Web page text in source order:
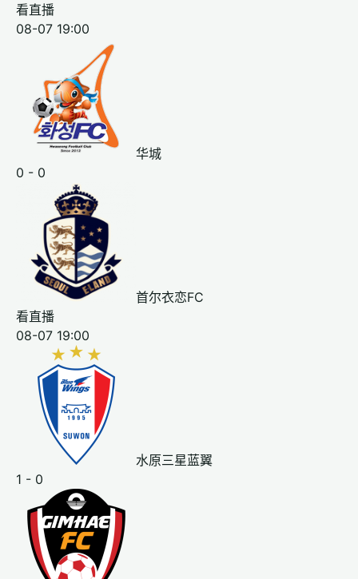
看直播
08-07 19:00
华城
0 - 0
首尔衣恋FC
看直播
08-07 19:00
水原三星蓝翼
1 - 0